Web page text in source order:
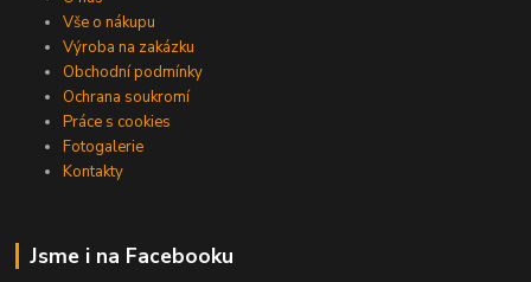
Vše o nákupu
Výroba na zakázku
Obchodní podmínky
Ochrana soukromí
Práce s cookies
Fotogalerie
Kontakty
Jsme i na Facebooku